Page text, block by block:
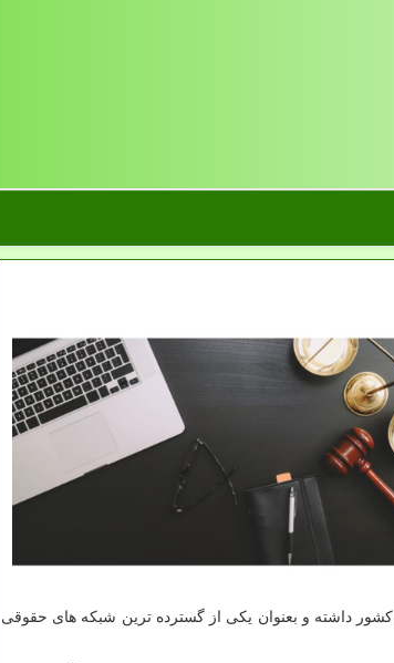
حقوقی در کشور شناخته میشود که امروزه بالغ بر 60 نمایندگی فعال در بیش از 60 کشور داشته و بعنوان یکی از گسترده ترین شبکه های حقوقی